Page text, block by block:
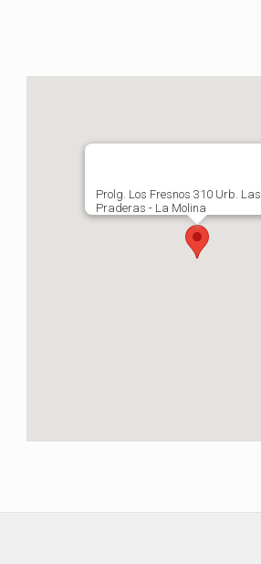
Prolg. Los Fresnos 310 Urb. Las
Praderas - La Molina